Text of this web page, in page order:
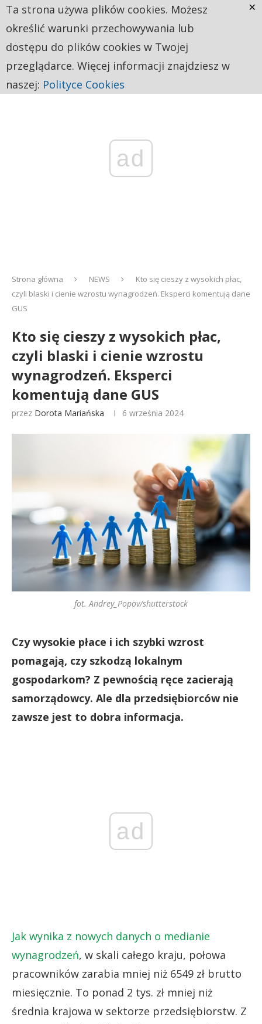
ad
Strona główna NEWS
Kto się cieszy z wysokich płac,
czyli blaski i cienie wzrostu wynagrodzeń. Eksperci komentują dane
GUS
Kto się cieszy z wysokich płac,
czyli blaski i cienie wzrostu
wynagrodzeń. Eksperci
komentują dane GUS
przez Dorota Mariańska 6 września 2024
fot. Andrey_Popov/shutterstock
Czy wysokie płace i ich szybki wzrost
pomagają, czy szkodzą lokalnym
gospodarkom? Z pewnością ręce zacierają
samorządowcy. Ale dla przedsiębiorców nie
zawsze jest to dobra informacja.
ad
Jak wynika z nowych danych o medianie
wynagrodzeń, w skali całego kraju, połowa
pracowników zarabia mniej niż 6549 zł brutto
miesięcznie. To ponad 2 tys. zł mniej niż
średnia krajowa w sektorze przedsiębiorstw. Z
Ta strona używa plików cookies. Możesz
określić warunki przechowywania lub
dostępu do plików cookies w Twojej
przeglądarce. Więcej informacji znajdziesz w
naszej: Polityce Cookies
×